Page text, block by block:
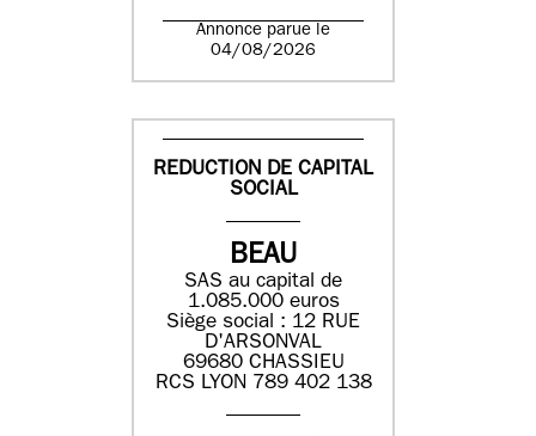
Annonce parue le
04/08/2026
REDUCTION DE CAPITAL
SOCIAL
BEAU
SAS au capital de
1.085.000 euros
Siège social : 12 RUE
D'ARSONVAL
69680 CHASSIEU
RCS LYON 789 402 138